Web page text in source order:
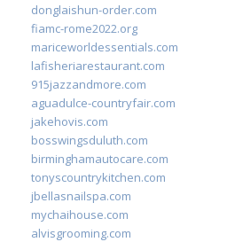
donglaishun-order.com
fiamc-rome2022.org
mariceworldessentials.com
lafisheriarestaurant.com
915jazzandmore.com
aguadulce-countryfair.com
jakehovis.com
bosswingsduluth.com
birminghamautocare.com
tonyscountrykitchen.com
jbellasnailspa.com
mychaihouse.com
alvisgrooming.com